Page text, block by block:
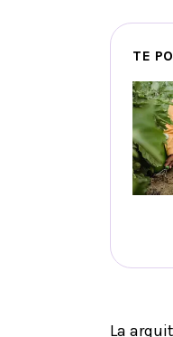
TE
La